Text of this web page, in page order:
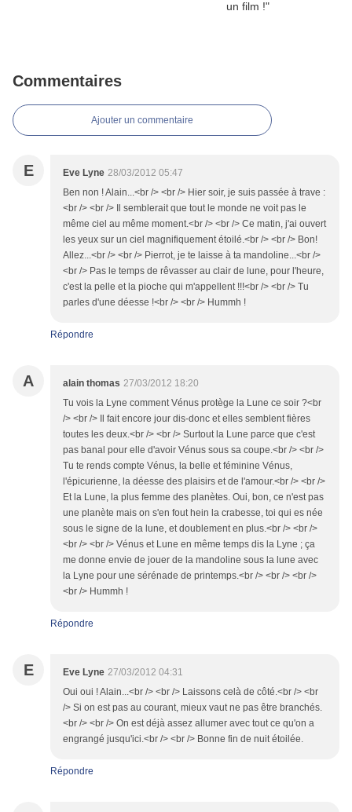
Commentaires
Ajouter un commentaire
E Eve Lyne 28/03/2012 05:47
Ben non ! Alain...<br /> <br /> Hier soir, je suis passée à trave :
<br /> <br /> Il semblerait que tout le monde ne voit pas le
même ciel au même moment.<br /> <br /> Ce matin, j'ai ouvert
les yeux sur un ciel magnifiquement étoilé.<br /> <br /> Bon!
Allez...<br /> <br /> Pierrot, je te laisse à ta mandoline...<br />
<br /> Pas le temps de rêvasser au clair de lune, pour l'heure,
c'est la pelle et la pioche qui m'appellent !!!<br /> <br /> Tu
parles d'une déesse !<br /> <br /> Hummh !
Répondre
A alain thomas 27/03/2012 18:20
Tu vois la Lyne comment Vénus protège la Lune ce soir ?<br
/> <br /> Il fait encore jour dis-donc et elles semblent fières
toutes les deux.<br /> <br /> Surtout la Lune parce que c'est
pas banal pour elle d'avoir Vénus sous sa coupe.<br /> <br />
Tu te rends compte Vénus, la belle et féminine Vénus,
l'épicurienne, la déesse des plaisirs et de l'amour.<br /> <br />
Et la Lune, la plus femme des planètes. Oui, bon, ce n'est pas
une planète mais on s'en fout hein la crabesse, toi qui es née
sous le signe de la lune, et doublement en plus.<br /> <br />
<br /> <br /> Vénus et Lune en même temps dis la Lyne ; ça
me donne envie de jouer de la mandoline sous la lune avec
la Lyne pour une sérénade de printemps.<br /> <br /> <br />
<br /> Hummh !
Répondre
E Eve Lyne 27/03/2012 04:31
Oui oui ! Alain...<br /> <br /> Laissons celà de côté.<br /> <br
/> Si on est pas au courant, mieux vaut ne pas être branchés.
<br /> <br /> On est déjà assez allumer avec tout ce qu'on a
engrangé jusqu'ici.<br /> <br /> Bonne fin de nuit étoilée.
Répondre